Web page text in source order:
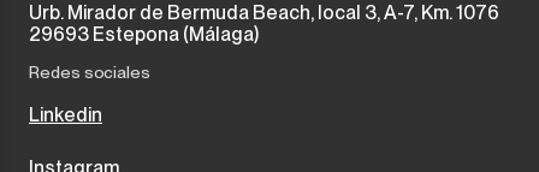
Urb. Mirador de Bermuda Beach, local 3, A-7, Km. 1076
29693 Estepona (Málaga)
Redes sociales
Linkedin